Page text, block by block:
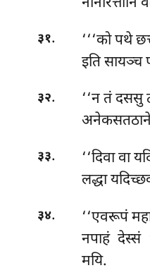
३१.
‘‘‘को पथे
इतिसायञ्च
३२.
‘‘न तं दससु
३३.
‘‘दिवा वा
लद्धा
३४.
‘‘एवरूपं
नपाहं देस्सं
मयि.